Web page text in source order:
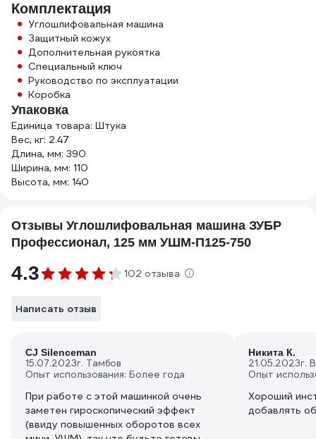
Комплектация
Углошлифовальная машина
Защитный кожух
Дополнительная рукоятка
Специальный ключ
Руководство по эксплуатации
Коробка
Упаковка
Единица товара: Штука
Вес, кг: 2.47
Длина, мм: 390
Ширина, мм: 110
Высота, мм: 140
Отзывы Углошлифовальная машина ЗУБР
Профессионал, 125 мм УШМ-П125-750
4.3 102 отзыва
Написать отзыв
CJ Silenceman
15.07.2023г. Тамбов
Опыт использования: Более года
При работе с этой машинкой очень
заметен гироскопический эффект
(ввиду повышенных оборотов всех
Никита К.
21.05.2023г.
Опыт
Хороший
добавлять